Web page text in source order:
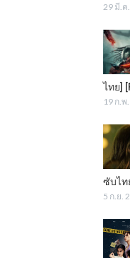
29 มี.ค
ไทย]
19 ก.พ
ซับไท
5 ก.ย.